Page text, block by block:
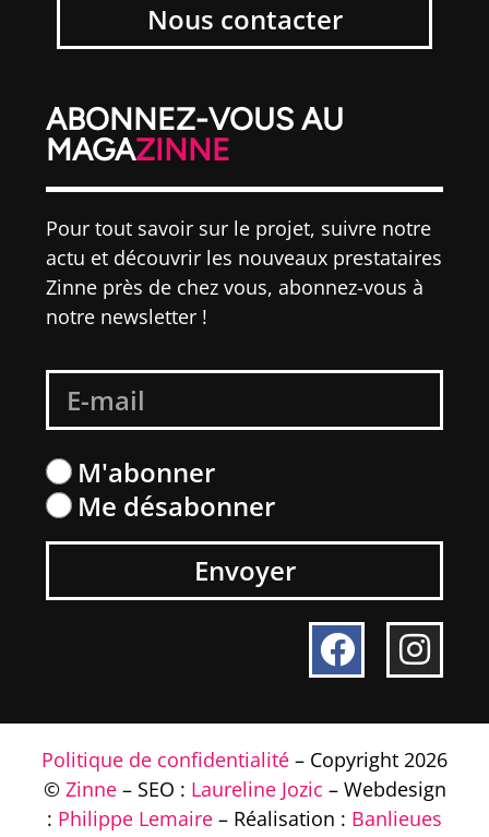
Nous contacter
ABONNEZ-VOUS AU
MAGAZINNE
Pour tout savoir sur le projet, suivre notre
actu et découvrir les nouveaux prestataires
Zinne près de chez vous, abonnez-vous à
notre newsletter !
M'abonner
Me désabonner
Envoyer
Politique de confidentialité – Copyright 2026
© Zinne– SEO : Laureline Jozic – Webdesign
: Philippe Lemaire – Réalisation : Banlieues